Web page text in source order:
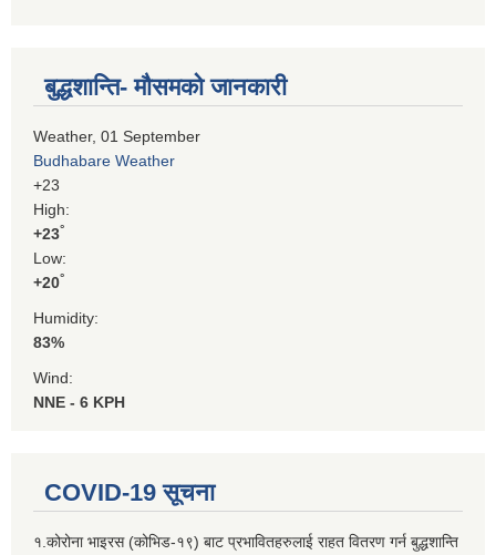
बुद्धशान्ति- मौसमको जानकारी
Weather, 01 September
Budhabare Weather
+23
High:
+23°
Low:
+20°
Humidity:
83%
Wind:
NNE - 6 KPH
COVID-19 सूचना
१.कोरोना भाइरस (कोभिड-१९) बाट प्रभावितहरुलाई राहत वितरण गर्न बुद्धशान्ति